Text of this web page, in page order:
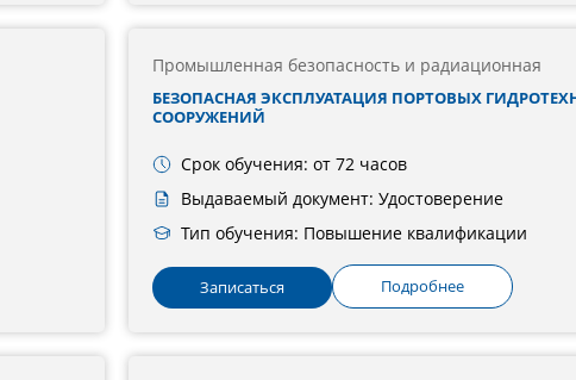
Промышленная безопасность и радиационная
БЕЗОПАСНАЯ ЭКСПЛУАТАЦИЯ ПОРТОВЫХ
СООРУЖЕНИЙ
Срок обучения: от 72 часов
Выдаваемый документ: Удостоверение
Тип обучения: Повышение квалификации
Записаться Подробнее